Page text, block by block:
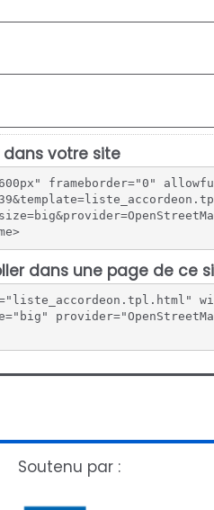
votre site
frameborder="0"
dans une page de ce
Soutenu par :